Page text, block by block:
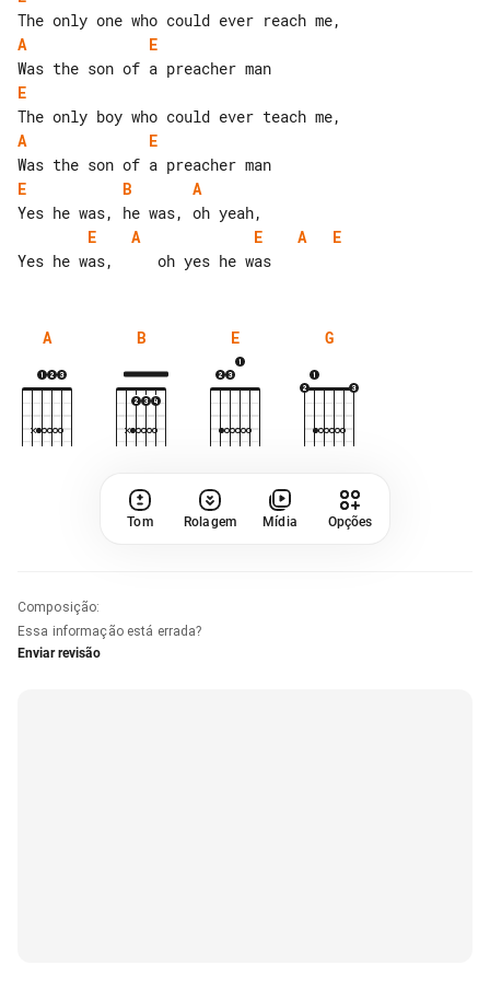
A
E
E
A
E
E
B
A
E
A E A
E
A B E G
Tom Rolagem Mídia Opções
Composição:
Essa informação está errada?
Enviar revisão